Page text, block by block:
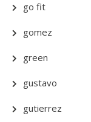
go fit
gomez
green
gustavo
gutierrez